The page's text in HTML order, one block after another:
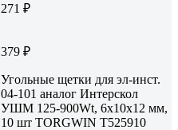
271 ₽
379 ₽
Угольные щетки для эл-инст.
04-101 аналог Интерскол
УШМ 125-900Wt, 6х10х12 мм,
10 шт TORGWIN T525910